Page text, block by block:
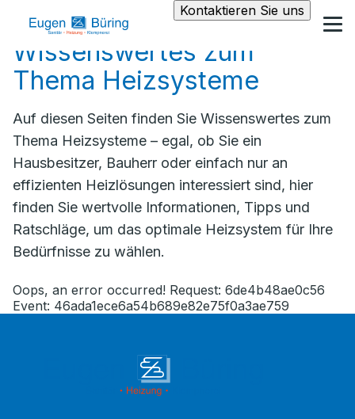
Kontaktieren Sie uns
Wissenswertes zum
Thema Heizsysteme
Auf diesen Seiten finden Sie Wissenswertes zum
Thema Heizsysteme – egal, ob Sie ein
Hausbesitzer, Bauherr oder einfach nur an
effizienten Heizlösungen interessiert sind, hier
finden Sie wertvolle Informationen, Tipps und
Ratschläge, um das optimale Heizsystem für Ihre
Bedürfnisse zu wählen.
Oops, an error occurred! Request: 6de4b48ae0c56
Event: 46ada1ece6a54b689e82e75f0a3ae759